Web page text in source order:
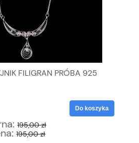
FILIGRAN PRÓBA 925
195,00 zł
195,00 zł
Do koszyka